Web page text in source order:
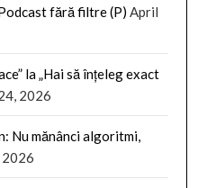
fără filtre (P) April
la „Hai să înțeleg exact
2026
Nu mănânci algoritmi,
2026